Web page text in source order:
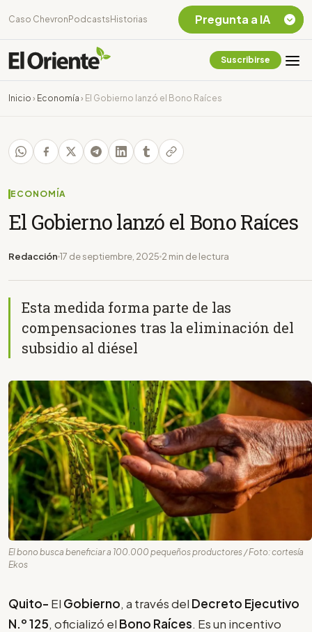
Caso Chevron Podcasts Historias
Suscribirse
Inicio › Economía › El Gobierno lanzó el Bono Raíces
ECONOMÍA
El Gobierno lanzó el Bono Raíces
Redacción 17 de septiembre, 2025 2 min de lectura
Esta medida forma parte de las
compensaciones tras la eliminación del
subsidio al diésel
El bono busca beneficiar a 100.000 pequeños productores / Foto: cortesía
Ekos
Quito- El Gobierno, a través del Decreto Ejecutivo
N.º 125, oficializó el Bono Raíces. Es un incentivo
Pregunta a IA
Chevron Ecuador